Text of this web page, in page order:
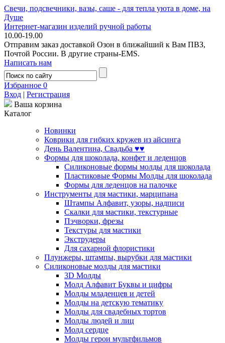
Свечи, подсвечники, вазы, саше - для тепла уюта в доме, на
Душе
Интернет-магазин изделий ручной работы
10.00-19.00
Отправим заказ доставкой Озон в ближайший к Вам ПВЗ,
Почтой России. В другие страны-EMS.
Написать нам
Избранное 0
Вход | Регистрация
Ваша корзина
Каталог
Новинки
Коврики для гибких кружев из айсинга
День Валентина, Свадьба ♥♥
Формы для шоколада, конфет и леденцов
Силиконовые формы молды для шоколада
Пластиковые Формы Молды для шоколада
Формы для леденцов на палочке
Инструменты для мастики, марципана
Штампы Алфавит, узоры, надписи
Скалки для мастики, текстурные
Пэчворки, фрезы
Текстуры для мастики
Экструдеры
Для сахарной флористики
Плунжеры, штампы, вырубки для мастики
Силиконовые молды для мастики
3D Молды
Молд Алфавит Буквы и цифры
Молды младенцев и детей
Молды на детскую тематику
Молды для свадебных тортов
Молды людей и лиц
Молд сердце
Молды герои мультфильмов